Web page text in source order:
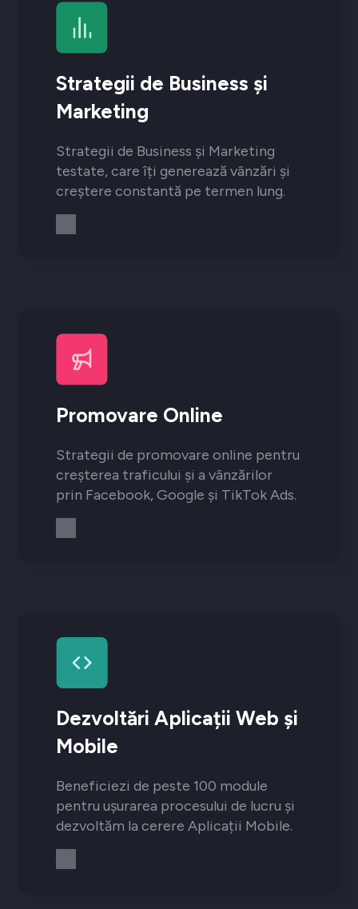
Strategii de Business și
Marketing
Strategii de Business și Marketing
testate, care îți generează vânzări și
creștere constantă pe termen lung.
Promovare Online
Strategii de promovare online pentru
creșterea traficului și a vânzărilor
prin Facebook, Google și TikTok Ads.
Dezvoltări Aplicații Web și
Mobile
Beneficiezi de peste 100 module
pentru ușurarea procesului de lucru și
dezvoltăm la cerere Aplicații Mobile.